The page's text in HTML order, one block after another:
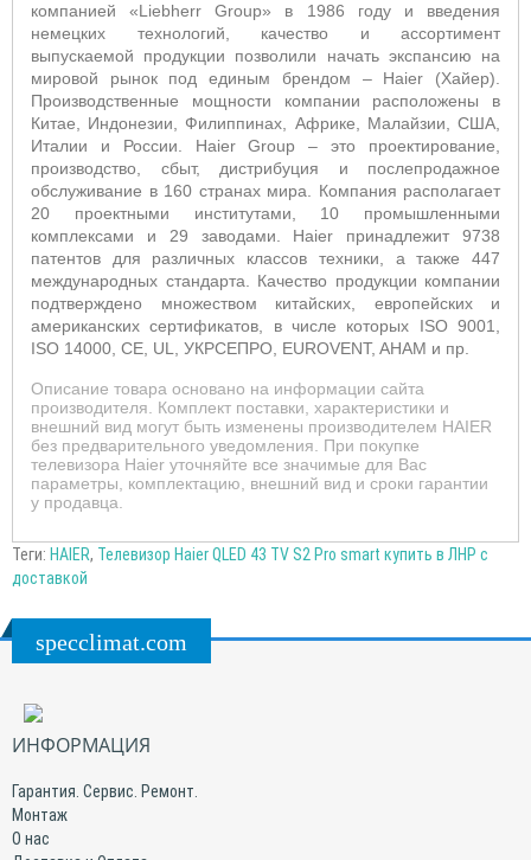
компанией «Liebherr Group» в 1986 году и введения
немецких технологий, качество и ассортимент
выпускаемой продукции позволили начать экспансию на
мировой рынок под единым брендом – Haier (Хайер).
Производственные мощности компании расположены в
Китае, Индонезии, Филиппинах, Африке, Малайзии, США,
Италии и России. Haier Group – это проектирование,
производство, сбыт, дистрибуция и послепродажное
обслуживание в 160 странах мира. Компания располагает
20 проектными институтами, 10 промышленными
комплексами и 29 заводами. Haier принадлежит 9738
патентов для различных классов техники, а также 447
международных стандарта. Качество продукции компании
подтверждено множеством китайских, европейских и
американских сертификатов, в числе которых ISO 9001,
ISO 14000, CE, UL, УКРСЕПРО, EUROVENT, AHAM и пр.
Описание товара основано на информации сайта
производителя. Комплект поставки, характеристики и
внешний вид могут быть изменены производителем HAIER
без предварительного уведомления. При покупке
телевизора Haier уточняйте все значимые для Вас
параметры, комплектацию, внешний вид и сроки гарантии
у продавца.
Теги: HAIER, Телевизор Haier QLED 43 TV S2 Pro smart купить в ЛНР с
доставкой
specclimat.com
ИНФОРМАЦИЯ
Гарантия. Сервис. Ремонт.
Монтаж
О нас